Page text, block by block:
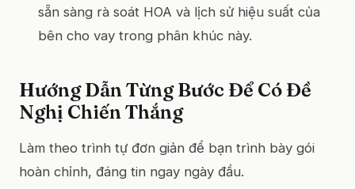
sẵn sàng rà soát HOA và lịch sử hiệu suất của
bên cho vay trong phân khúc này.
Hướng Dẫn Từng Bước Để Có Đề
Nghị Chiến Thắng
Làm theo trình tự đơn giản để bạn trình bày gói
hoàn chỉnh, đáng tin ngay ngày đầu.